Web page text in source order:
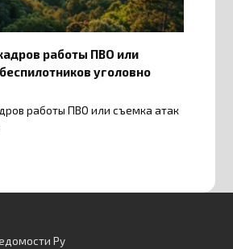
работы ПВО или
уголовно
работы ПВО или съемка атак
Ру